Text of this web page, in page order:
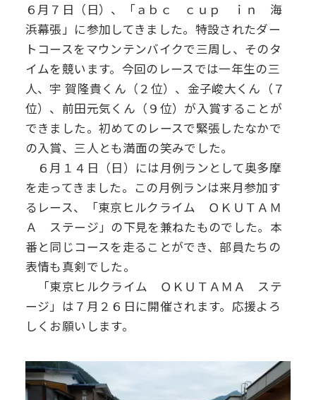
進路指導
進路実績
卒業生の声
生活指導
PTA
後援会
学習旅行
体験学習
学院祭特設ページ
生徒会・部活動
Web出願について
入試Q&A
学費軽減・助成制度
お問い合わせ
卒業生の方へ
各種証明書の発行
同窓会
デジタルパンフレット
資料請求
アクセス
６月７日（日）、「ａｂｃ ｃｕｐ ｉｎ 海
浜幕張」に参加してきました。特設されたダー
トコースをマウンテンバイクで三周し、そのタ
イムを競います。今回のレースでは一年生の三
人、宇 賀隆貴くん（２位）、金子峻大くん（７
位）、前田元気くん（９位）が入賞することが
できました。初めてのレースで緊張したなかで
の入賞、三人とも満面の笑みでした。
６月１４日（日）には月例ランとして奥多摩
を走ってきました。この月例ランは来月参加す
るレース、「東京ヒルクライム ＯＫＵＴＡＭ
Ａ ステージ」の下見を兼ねたものでした。本
番と同じコースを走ることができ、部員たちの
表情も真剣でした。
「東京ヒルクライム ＯＫＵＴＡＭＡ ステ
ージ」は７月２６日に開催されます。応援よろ
しくお願いします。